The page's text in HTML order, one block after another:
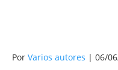
Por Varios autores | 06/